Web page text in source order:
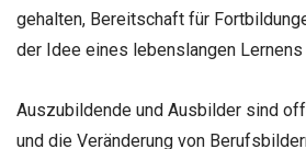
gehalten, Bereitschaft für
der Idee eines lebenslangen
Auszubildende und Ausbilder sind
und die Veränderung von